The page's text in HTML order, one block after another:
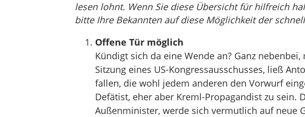
lesen lohnt. Wenn Sie diese Übersicht für hilfreich
bitte Ihre Bekannten auf diese Möglichkeit der
Offene Tür möglich
Kündigt sich da eine Wende an? Ganz
Sitzung eines US-Kongressausschusses, ließ
fallen, die wohl jedem anderen den Vorwurf
Defätist, eher aber Kreml-Propagandist zu sein.
Außenminister, werde sich vermutlich auf neue